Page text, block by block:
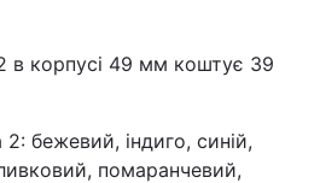
в корпусі 49 мм коштує 39
бежевий, індиго, синій,
помаранчевий,